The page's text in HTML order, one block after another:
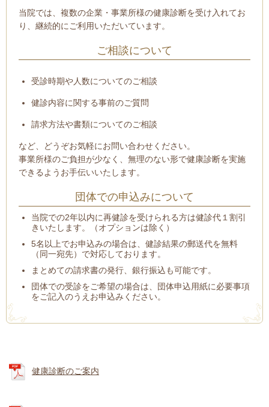
当院では、 複数の企業・事業所様の健康診断を受け入れてお
り、継続的にご利用いただいています。
ご相談について
受診時期や人数についてのご相談
健診内容に関する事前のご質問
請求方法や書類についてのご相談
など、どうぞお気軽にお問い合わせください。
事業所様のご負担が少なく、無理のない形で健康診断を実施
できるようお手伝いいたします。
団体での申込みについて
当院での2年以内に再健診を受けられる方は健診代１割引
きいたします。（オプションは除く）
5名以上でお申込みの場合は、健診結果の郵送代を無料
（同一宛先）で対応しております。
まとめての請求書の発行、銀行振込も可能です。
団体での受診をご希望の場合は、団体申込用紙に必要事項
をご記入のうえお申込みください。
健康診断のご案内